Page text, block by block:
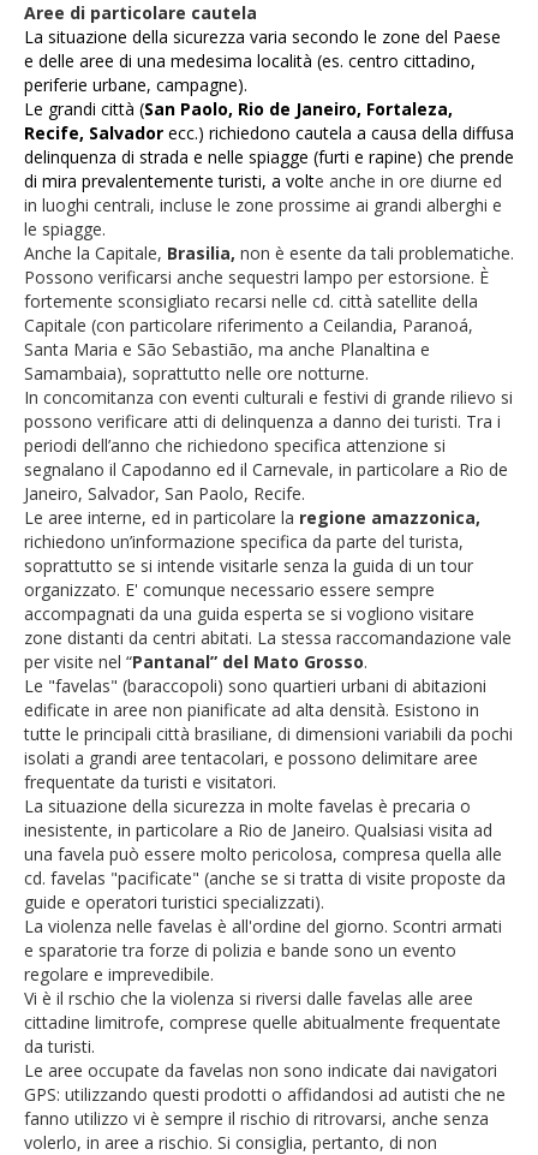
Aree di particolare cautela
La situazione della sicurezza varia secondo le zone del Paese
e delle aree di una medesima località (es. centro cittadino,
periferie urbane, campagne).
Le grandi città (San Paolo, Rio de Janeiro, Fortaleza,
Recife, Salvador ecc.) richiedono cautela a causa della diffusa
delinquenza di strada e nelle spiagge (furti e rapine) che prende
di mira prevalentemente turisti, a volte anche in ore diurne ed
in luoghi centrali, incluse le zone prossime ai grandi alberghi e
le spiagge.
Anche la Capitale, Brasilia, non è esente da tali problematiche.
Possono verificarsi anche sequestri lampo per estorsione. È
fortemente sconsigliato recarsi nelle cd. città satellite della
Capitale (con particolare riferimento a Ceilandia, Paranoá,
Santa Maria e São Sebastião, ma anche Planaltina e
Samambaia), soprattutto nelle ore notturne.
In concomitanza con eventi culturali e festivi di grande rilievo si
possono verificare atti di delinquenza a danno dei turisti. Tra i
periodi dell’anno che richiedono specifica attenzione si
segnalano il Capodanno ed il Carnevale, in particolare a Rio de
Janeiro, Salvador, San Paolo, Recife.
Le aree interne, ed in particolare la regione amazzonica,
richiedono un’informazione specifica da parte del turista,
soprattutto se si intende visitarle senza la guida di un tour
organizzato. E' comunque necessario essere sempre
accompagnati da una guida esperta se si vogliono visitare
zone distanti da centri abitati. La stessa raccomandazione vale
per visite nel “Pantanal” del Mato Grosso.
Le "favelas" (baraccopoli) sono quartieri urbani di abitazioni
edificate in aree non pianificate ad alta densità. Esistono in
tutte le principali città brasiliane, di dimensioni variabili da pochi
isolati a grandi aree tentacolari, e possono delimitare aree
frequentate da turisti e visitatori.
La situazione della sicurezza in molte favelas è precaria o
inesistente, in particolare a Rio de Janeiro. Qualsiasi visita ad
una favela può essere molto pericolosa, compresa quella alle
cd. favelas "pacificate" (anche se si tratta di visite proposte da
guide e operatori turistici specializzati).
La violenza nelle favelas è all'ordine del giorno. Scontri armati
e sparatorie tra forze di polizia e bande sono un evento
regolare e imprevedibile.
Vi è il rschio che la violenza si riversi dalle favelas alle aree
cittadine limitrofe, comprese quelle abitualmente frequentate
da turisti.
Le aree occupate da favelas non sono indicate dai navigatori
GPS: utilizzando questi prodotti o affidandosi ad autisti che ne
fanno utilizzo vi è sempre il rischio di ritrovarsi, anche senza
volerlo, in aree a rischio. Si consiglia, pertanto, di non